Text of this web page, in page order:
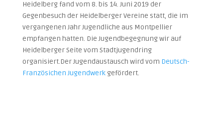
Heidelberg fand vom 8. bis 14. Juni 2019 der
Gegenbesuch der Heidelberger Vereine statt, die im
vergangenen Jahr Jugendliche aus Montpellier
empfangen hatten. Die Jugendbegegnung wir auf
Heidelberger Seite vom Stadtjugendring
organisiert.Der Jugendaustausch wird vom Deutsch-
Französichen Jugendwerkgefördert.